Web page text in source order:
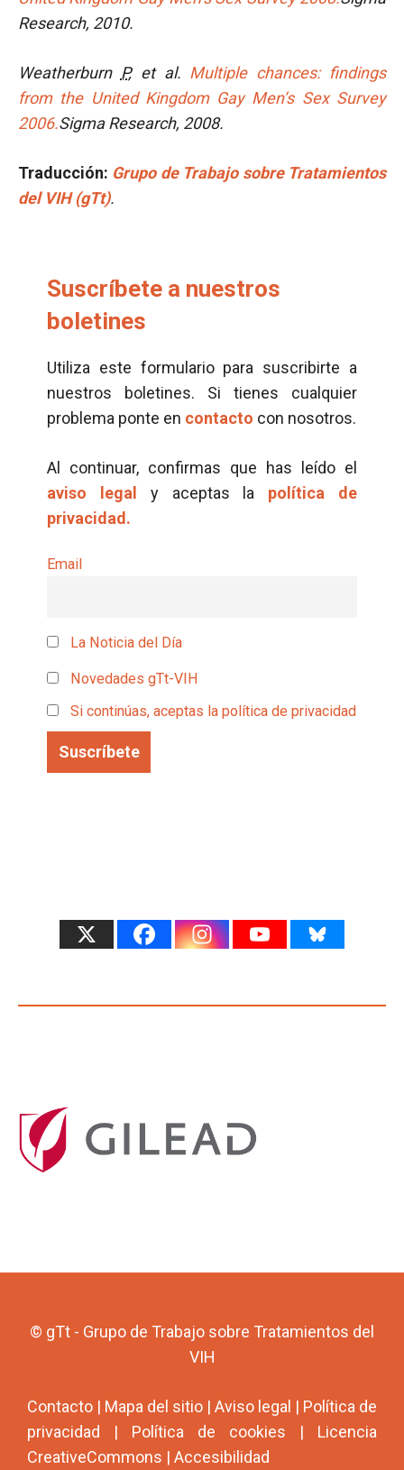
Research, 2010.
Weatherburn P, et al. Multiple chances: findings
from the United Kingdom Gay Men’s Sex Survey
2006.Sigma Research, 2008.
Traducción: Grupo de Trabajo sobre Tratamientos
del VIH (gTt).
Suscríbete a nuestros
boletines
Utiliza este formulario para suscribirte a
nuestros boletines. Si tienes cualquier
problema ponte en contacto con nosotros.
Al continuar, confirmas que has leído el
aviso legal
y aceptas la política de
privacidad.
Email
La Noticia del Día
Novedades gTt-VIH
Si continúas, aceptas la política de privacidad
© gTt - Grupo de Trabajo sobre Tratamientos del
VIH
Contacto | Mapa del sitio | Aviso legal | Política de
privacidad | Política de cookies | Licencia
CreativeCommons | Accesibilidad